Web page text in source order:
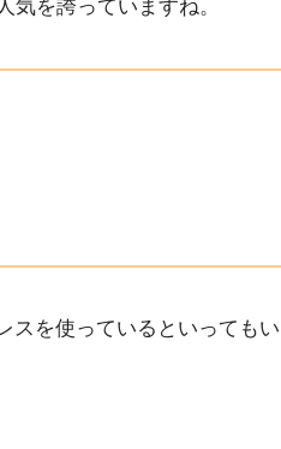
を誇っていますね。
スを使っているといってもい